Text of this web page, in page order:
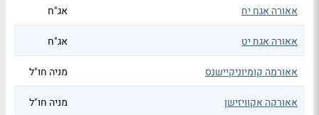
אאורה אגח יח אג"ח
אאורה אגח יט אג"ח
אאורמה קומיוניקיישנס מניה חו"ל
אאורקה אקוויזישן מניה חו"ל